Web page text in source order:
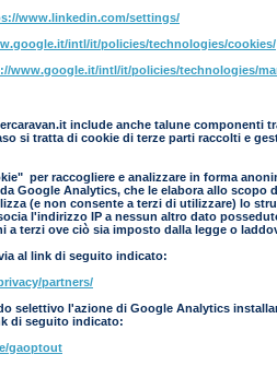
www.linkedin.com/settings/
intl/it/policies/technologies/cookies/
www.google.it/intl/it/policies/technologies/
include anche talune
si tratta di cookie di terze parti raccolti e
per raccogliere e analizzare in forma
Google Analytics, che le elabora allo
(e non consente a terzi di utilizzare) lo
l'indirizzo IP a nessun altro dato
a terzi ove ciò sia imposto dalla legge o
al link di seguito indicato:
partners/
selettivo l'azione di Google Analytics
di seguito indicato:
gaoptout